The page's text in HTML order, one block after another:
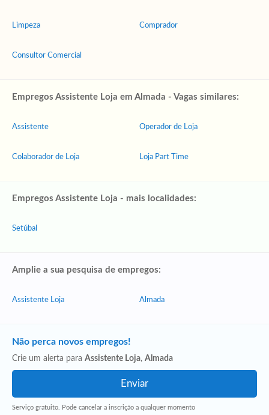
Limpeza
Consultor Comercial
Comprador
Empregos Assistente Loja em Almada - Vagas similares:
Assistente
Colaborador de Loja
Operador de Loja
Loja Part Time
Empregos Assistente Loja - mais localidades:
Setúbal
Amplie a sua pesquisa de empregos:
Assistente Loja Almada
Não perca novos empregos!
Crie um alerta para Assistente Loja, Almada
Serviço gratuito. Pode cancelar a inscrição a qualquer momento